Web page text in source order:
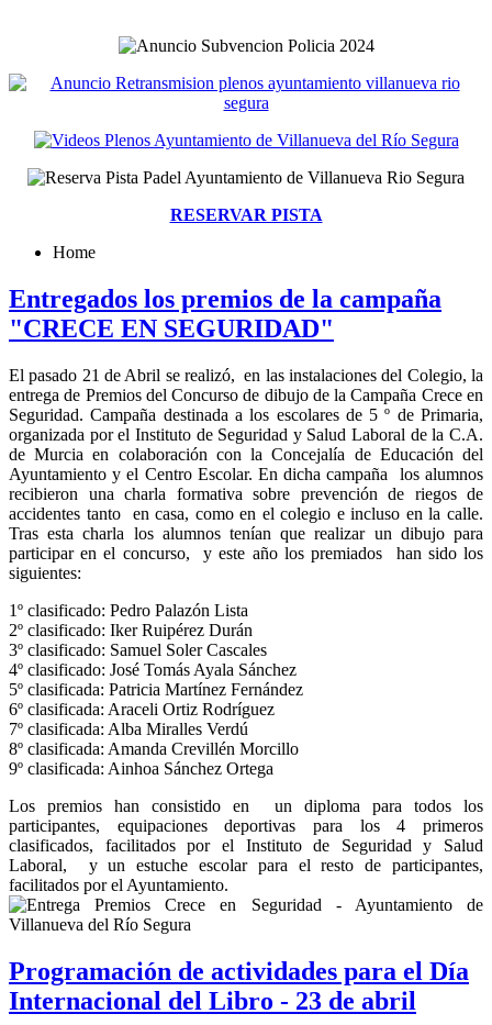
RESERVAR PISTA
Home
Entregados los premios de la campaña
"CRECE EN SEGURIDAD"
El pasado 21 de Abril se realizó, en las instalaciones del Colegio, la
entrega de Premios del Concurso de dibujo de la Campaña Crece en
Seguridad. Campaña destinada a los escolares de 5 º de Primaria,
organizada por el Instituto de Seguridad y Salud Laboral de la C.A.
de Murcia en colaboración con la Concejalía de Educación del
Ayuntamiento y el Centro Escolar. En dicha campaña los alumnos
recibieron una charla formativa sobre prevención de riegos de
accidentes tanto en casa, como en el colegio e incluso en la calle.
Tras esta charla los alumnos tenían que realizar un dibujo para
participar en el concurso, y este año los premiados han sido los
siguientes:
1º clasificado: Pedro Palazón Lista
2º clasificado: Iker Ruipérez Durán
3º clasificado: Samuel Soler Cascales
4º clasificado: José Tomás Ayala Sánchez
5º clasificada: Patricia Martínez Fernández
6º clasificada: Araceli Ortiz Rodríguez
7º clasificada: Alba Miralles Verdú
8º clasificada: Amanda Crevillén Morcillo
9º clasificada: Ainhoa Sánchez Ortega
Los premios han consistido en un diploma para todos los
participantes, equipaciones deportivas para los 4 primeros
clasificados, facilitados por el Instituto de Seguridad y Salud
Laboral, y un estuche escolar para el resto de participantes,
facilitados por el Ayuntamiento.
Programación de actividades para el Día
Internacional del Libro - 23 de abril